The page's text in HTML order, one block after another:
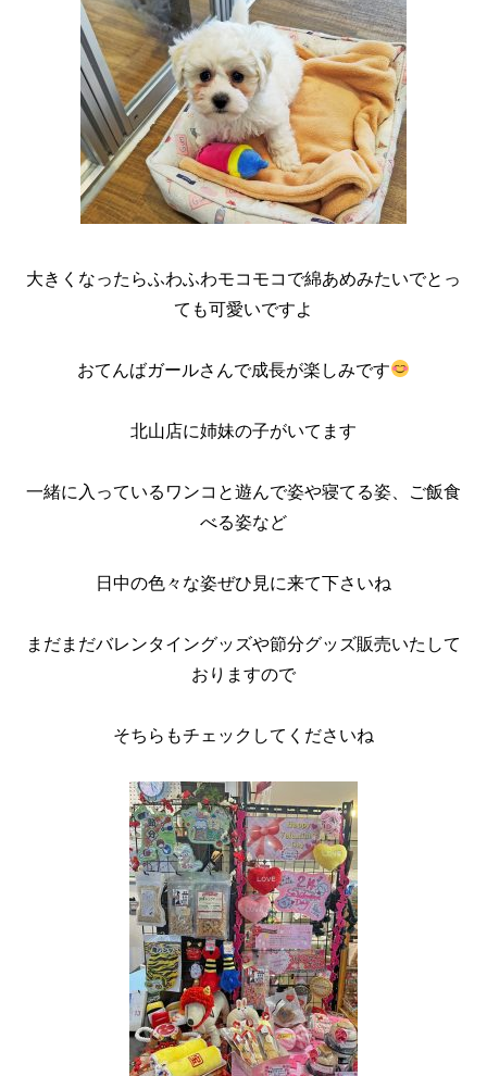
大きくなったらふわふわモコモコで綿あめみたいでとっ
ても可愛いですよ
おてんばガールさんで成長が楽しみです
北山店に姉妹の子がいてます
一緒に入っているワンコと遊んで姿や寝てる姿、ご飯食
べる姿など
日中の色々な姿ぜひ見に来て下さいね
まだまだバレンタイングッズや節分グッズ販売いたして
おりますので
そちらもチェックしてくださいね